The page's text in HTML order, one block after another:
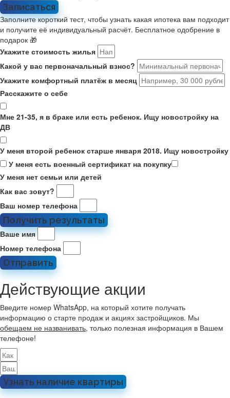
Записаться
Заполните короткий тест, чтобы узнать какая ипотека вам подходит
и получите её индивидуальный расчёт. Бесплатное одобрение в
подарок 🎁
Укажите стоимость жилья
Какой у вас первоначальный взнос?
Укажите комфортный платёж в месяц
Расскажите о себе
Мне 21-35, я в браке или есть ребенок. Ищу новостройку на
ДВ
У меня второй ребенок старше января 2018. Ищу новостройку
У меня есть военный сертификат на покупку
У меня нет семьи или детей
Как вас зовут?
Ваш номер телефона
Получить результаты
Ваше имя
Номер телефона
Отправить
Действующие акции
Введите номер WhatsApp, на который хотите получать
информацию о старте продаж и акциях застройщиков. Мы
обещаем не названивать, только полезная информация в Вашем
телефоне!
Узнать наличие квартиры